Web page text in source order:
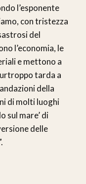
l’esponente
con tristezza
del
l’economia, le
e mettono a
tarda a
della
di molti luoghi
sul mare’ di
delle